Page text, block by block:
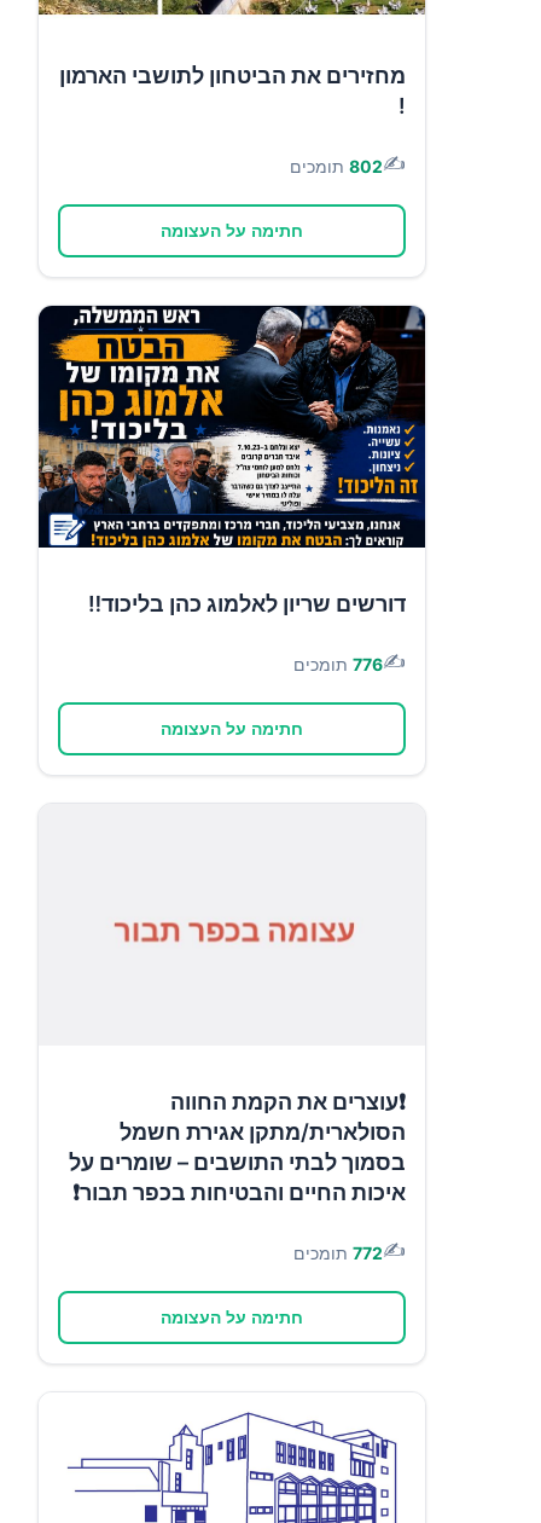
מחזירים את הביטחון לתושבי הארמון
!
✍️
802 תומכים
חתימה על העצומה
דורשים שריון לאלמוג כהן בליכוד‼️
✍️
776 תומכים
חתימה על העצומה
❗עוצרים את הקמת החווה
הסולארית/מתקן אגירת חשמל
בסמוך לבתי התושבים – שומרים על
איכות החיים והבטיחות בכפר תבור❗
✍️
772 תומכים
חתימה על העצומה